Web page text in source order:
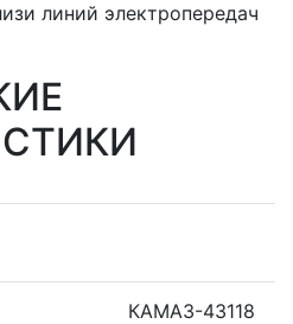
линий электропередач
КАМАЗ-43118